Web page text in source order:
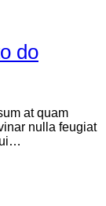
do
at quam
nulla feugiat